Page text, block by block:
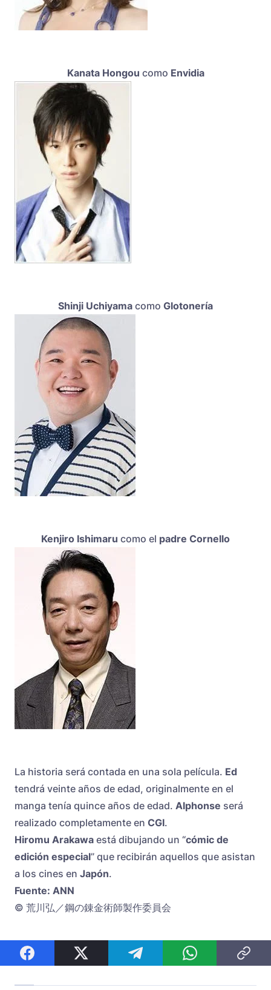
Kanata Hongou como Envidia
Shinji Uchiyama como Glotonería
Kenjiro Ishimaru como el padre Cornello
La historia será contada en una sola película. Ed
tendrá veinte años de edad, originalmente en el
manga tenía quince años de edad. Alphonse será
realizado completamente en CGI.
Hiromu Arakawa está dibujando un “cómic de
edición especial” que recibirán aquellos que asistan
a los cines en Japón.
Fuente: ANN
© 荒川弘／鋼の錬金術師製作委員会